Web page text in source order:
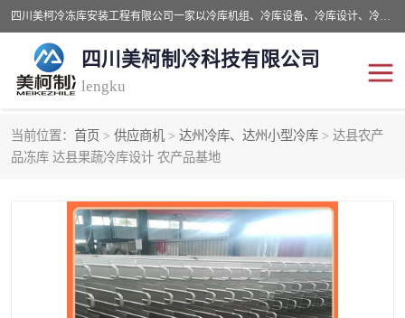
四川美柯冷冻库安装工程有限公司一家以冷库机组、冷库设备、冷库设计、冷冻库设备销售、冷库安装、冻库安装价格及技术服务为一体的综合企业，咨询热线：同等设备材料优惠10% 。公司各种类型安装组合式冷库、冷冻库、冷藏库、气调保鲜库、并提供成套设备供应、安装与调试、维护与维修、技术咨询、操作维修人员技术培训等
四川美柯制冷科技有限公司
lengku
当前位置： 首页 > 供应商机 > 达州冷库、达州小型冷库 > 达县农产
品冻库 达县果蔬冷库设计 农产品基地
冷库安装，冷库价格
成都冻库，成都冻库价格 绵阳冻库,绵阳保鲜冷库
德阳冻库安装，德阳冷库 广元冻库安装,广元冻库造
价
南充冻库设计,南充冻库安 遂宁冻库